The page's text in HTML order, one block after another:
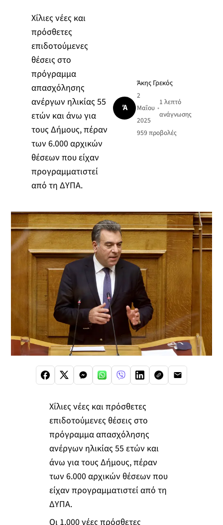
Χίλιες νέες και
πρόσθετες
επιδοτούμενες
θέσεις στο
πρόγραμμα
απασχόλησης
ανέργων ηλικίας 55
ετών και άνω για
τους Δήμους, πέραν
των 6.000 αρχικών
θέσεων που είχαν
προγραμματιστεί
από τη ΔΥΠΑ.
Ά
Άκης Γρεκός
2
Μαΐου
2025
•
1 λεπτό
ανάγνωσης
959 προβολές
Χίλιες νέες και πρόσθετες
επιδοτούμενες θέσεις στο
πρόγραμμα απασχόλησης
ανέργων ηλικίας 55 ετών και
άνω για τους Δήμους, πέραν
των 6.000 αρχικών θέσεων που
είχαν προγραμματιστεί από τη
ΔΥΠΑ.
Οι 1.000 νέες πρόσθετες